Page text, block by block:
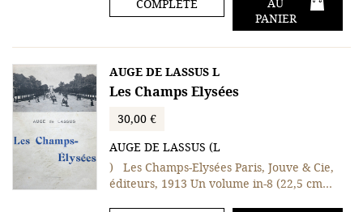
COMPLÈTE
PANIER
AUGE DE LASSUS L
Les Champs Elysées
30,00 €
AUGE DE LASSUS (L
) Les Champs-Elysées Paris, Jouve & Cie,
éditeurs, 1913 Un volume in-8 (22,5 cm…